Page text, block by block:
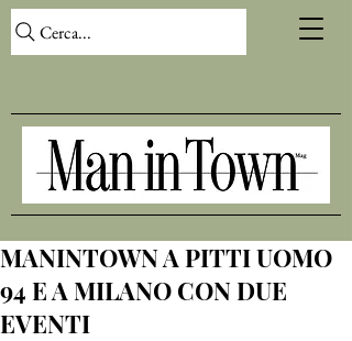
Cerca...
MANINTOWN A PITTI UOMO
94 E A MILANO CON DUE
EVENTI